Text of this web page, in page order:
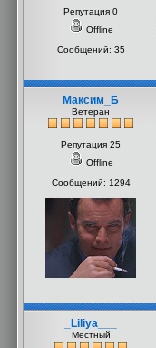
Репутация 0
Offline
Сообщений: 35
Максим_Б
Ветеран
Репутация 25
Offline
Сообщений: 1294
_Liliya___
Местный